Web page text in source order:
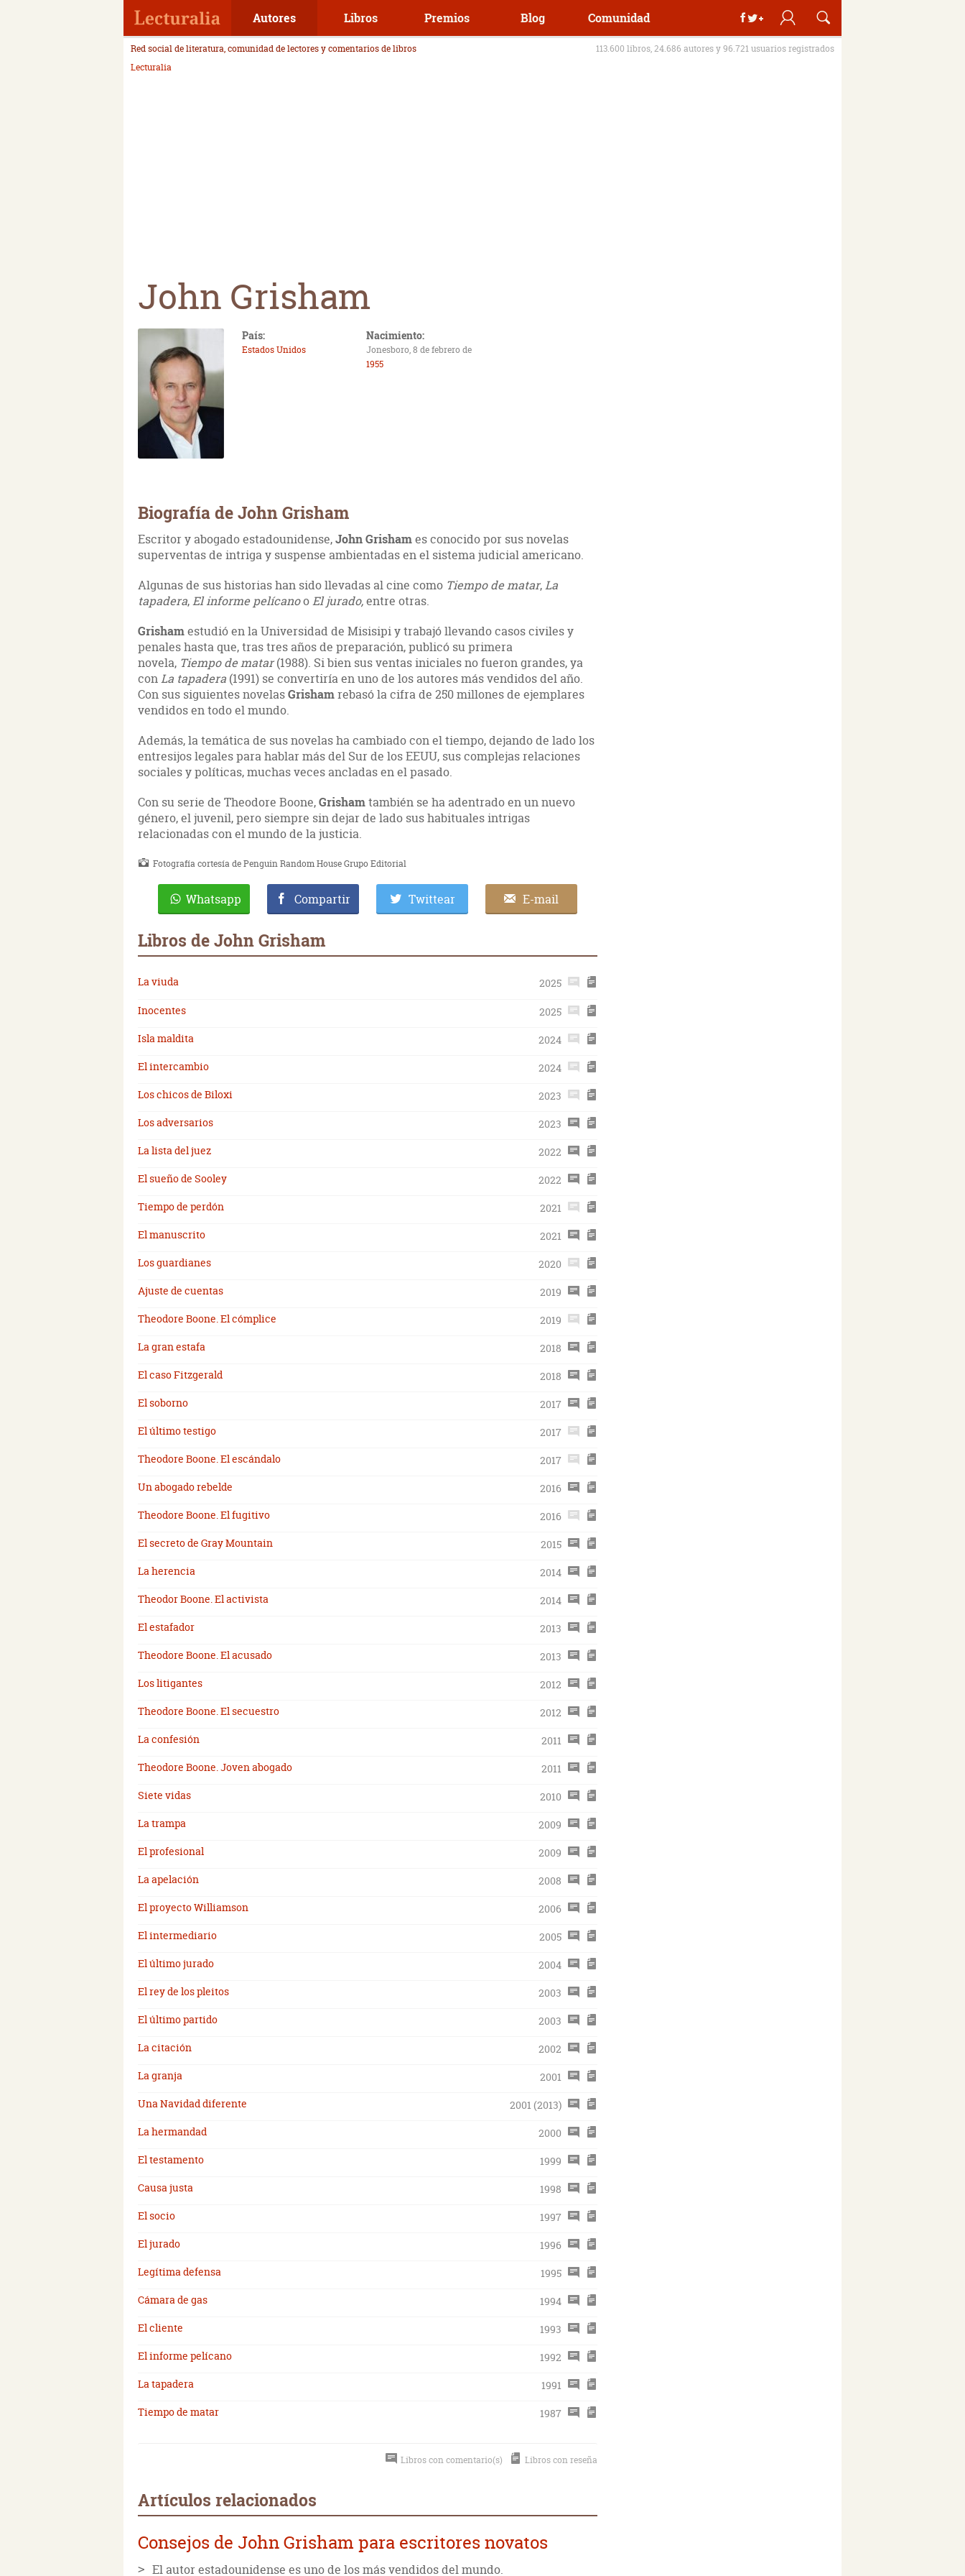
Autores Libros Premios Blog Comunidad
Red social de literatura, comunidad de lectores y comentarios de libros
113.600 libros, 24.686 autores y 96.721 usuarios registrados
Lecturalia
John Grisham
País:
Estados Unidos
Nacimiento:
Jonesboro, 8 de febrero de
1955
Biografía de John Grisham
Escritor y abogado estadounidense,John Grishames conocido por sus novelas
superventas de intriga y suspense ambientadas en el sistema judicial americano.
Algunas de sus historias han sido llevadas al cine como Tiempo de matar,La
tapadera,El informe pelícanooEl jurado,entre otras.
Grishamestudió en la Universidad de Misisipi y trabajó llevando casos civiles y
penales hasta que, tras tres años de preparación, publicó su primera
novela, Tiempo de matar(1988). Si bien sus ventas iniciales no fueron grandes, ya
conLa tapadera (1991) se convertiría en uno de los autores más vendidos del año.
Con sus siguientes novelasGrishamrebasó la cifra de 250 millones de ejemplares
vendidos en todo el mundo.
Además, la temática de sus novelas ha cambiado con el tiempo, dejando de lado los
entresijos legales para hablar más del Sur de los EEUU, sus complejas relaciones
sociales y políticas, muchas veces ancladas en el pasado.
Con su serie de Theodore Boone,Grishamtambién se ha adentrado en un nuevo
género, el juvenil, pero siempre sin dejar de lado sus habituales intrigas
relacionadas con el mundo de la justicia.
Fotografía cortesía de Penguin Random House Grupo Editorial
Whatsapp Compartir Twittear E-mail
Libros de John Grisham
La viuda
2025
Inocentes
2025
Isla maldita
2024
El intercambio
2024
Los chicos de Biloxi
2023
Los adversarios
2023
La lista del juez
2022
El sueño de Sooley
2022
Tiempo de perdón
2021
El manuscrito
2021
Los guardianes
2020
Ajuste de cuentas
2019
Theodore Boone. El cómplice
2019
La gran estafa
2018
El caso Fitzgerald
2018
El soborno
2017
El último testigo
2017
Theodore Boone. El escándalo
2017
Un abogado rebelde
2016
Theodore Boone. El fugitivo
2016
El secreto de Gray Mountain
2015
La herencia
2014
Theodor Boone. El activista
2014
El estafador
2013
Theodore Boone. El acusado
2013
Los litigantes
2012
Theodore Boone. El secuestro
2012
La confesión
2011
Theodore Boone. Joven abogado
2011
Siete vidas
2010
La trampa
2009
El profesional
2009
La apelación
2008
El proyecto Williamson
2006
El intermediario
2005
El último jurado
2004
El rey de los pleitos
2003
El último partido
2003
La citación
2002
La granja
2001
Una Navidad diferente
2001 (2013)
La hermandad
2000
El testamento
1999
Causa justa
1998
El socio
1997
El jurado
1996
Legítima defensa
1995
Cámara de gas
1994
El cliente
1993
El informe pelícano
1992
La tapadera
1991
Tiempo de matar
1987
Libros con comentario(s) Libros con reseña
Artículos relacionados
Consejos de John Grisham para escritores novatos
El autor estadounidense es uno de los más vendidos del mundo.